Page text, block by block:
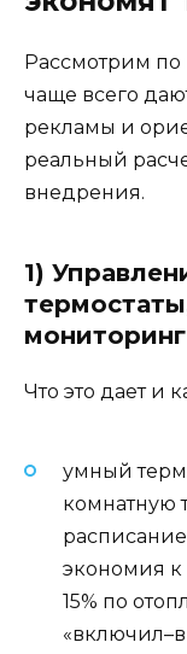
Рассмотрим
чаще всего
рекламы и
реальный
внедрения.
1)
мониторинг
Что это дает и
умный
комнатную
экономия к
15% по